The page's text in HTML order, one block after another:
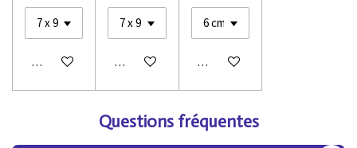
Voir les détails Voir les détails Voir les détails
Questions fréquentes